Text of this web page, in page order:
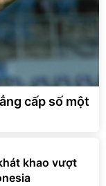
cấp số một
khao vượt